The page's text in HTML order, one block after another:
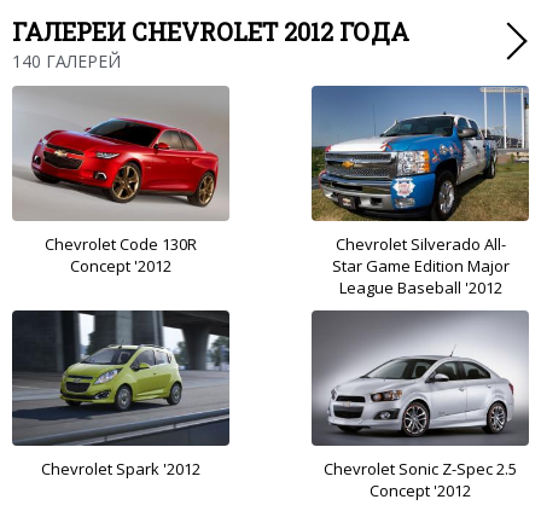
ГАЛЕРЕИ CHEVROLET 2012 ГОДА
140 ГАЛЕРЕЙ
Chevrolet Code 130R
Concept '2012
Chevrolet Silverado All-
Star Game Edition Major
League Baseball '2012
Chevrolet Spark '2012
Chevrolet Sonic Z-Spec 2.5
Concept '2012